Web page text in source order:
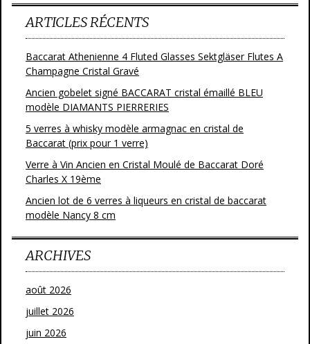
ARTICLES RÉCENTS
Baccarat Athenienne 4 Fluted Glasses Sektgläser Flutes A
Champagne Cristal Gravé
Ancien gobelet signé BACCARAT cristal émaillé BLEU
modèle DIAMANTS PIERRERIES
5 verres à whisky modèle armagnac en cristal de
Baccarat (prix pour 1 verre)
Verre à Vin Ancien en Cristal Moulé de Baccarat Doré
Charles X 19ème
Ancien lot de 6 verres à liqueurs en cristal de baccarat
modèle Nancy 8 cm
ARCHIVES
août 2026
juillet 2026
juin 2026